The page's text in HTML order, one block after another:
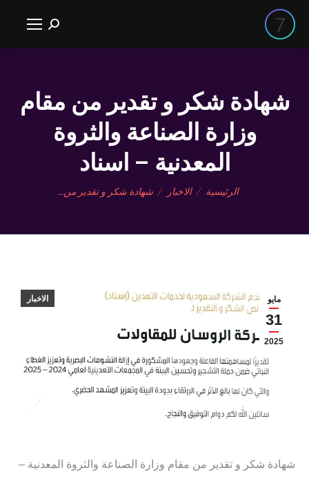
بحث:
شهادة شكر و تقدير من مقام
وزارة الصناعة والثروة
المعدنية – اسناد
You are here:
الرئيسية الاخبار شهادة شكر و تقدير من…
مايو
31
2025
الاخبار
شهادة شكر و تقدير من مقام وزارة الصناعة والثروة المعدنية –